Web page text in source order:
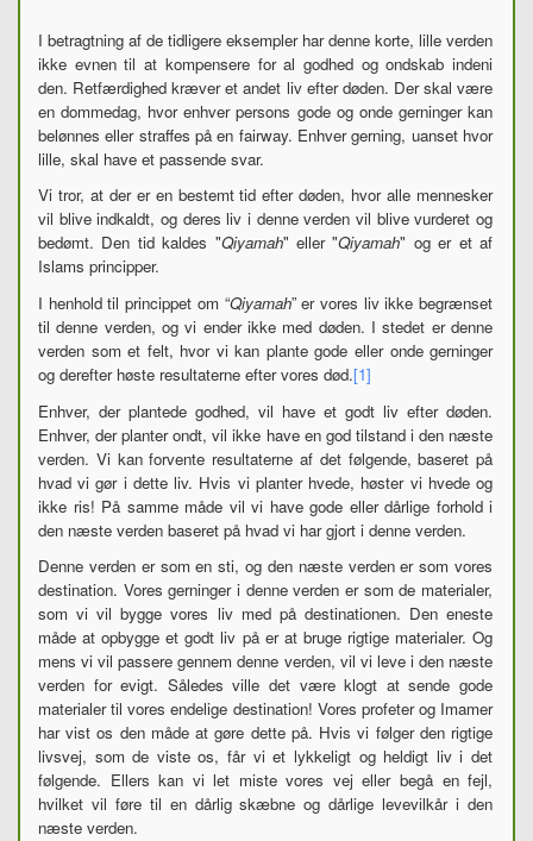
I betragtning af de tidligere eksempler har denne korte, lille verden
ikke evnen til at kompensere for al godhed og ondskab indeni
den. Retfærdighed kræver et andet liv efter døden. Der skal være
en dommedag, hvor enhver persons gode og onde gerninger kan
belønnes eller straffes på en fairway. Enhver gerning, uanset hvor
lille, skal have et passende svar.
Vi tror, at der er en bestemt tid efter døden, hvor alle mennesker
vil blive indkaldt, og deres liv i denne verden vil blive vurderet og
bedømt. Den tid kaldes "Qiyamah" eller "Qiyamah" og er et af
Islams principper.
I henhold til princippet om “Qiyamah” er vores liv ikke begrænset
til denne verden, og vi ender ikke med døden. I stedet er denne
verden som et felt, hvor vi kan plante gode eller onde gerninger
og derefter høste resultaterne efter vores død.[1]
Enhver, der plantede godhed, vil have et godt liv efter døden.
Enhver, der planter ondt, vil ikke have en god tilstand i den næste
verden. Vi kan forvente resultaterne af det følgende, baseret på
hvad vi gør i dette liv. Hvis vi planter hvede, høster vi hvede og
ikke ris! På samme måde vil vi have gode eller dårlige forhold i
den næste verden baseret på hvad vi har gjort i denne verden.
Denne verden er som en sti, og den næste verden er som vores
destination. Vores gerninger i denne verden er som de materialer,
som vi vil bygge vores liv med på destinationen. Den eneste
måde at opbygge et godt liv på er at bruge rigtige materialer. Og
mens vi vil passere gennem denne verden, vil vi leve i den næste
verden for evigt. Således ville det være klogt at sende gode
materialer til vores endelige destination! Vores profeter og Imamer
har vist os den måde at gøre dette på. Hvis vi følger den rigtige
livsvej, som de viste os, får vi et lykkeligt og heldigt liv i det
følgende. Ellers kan vi let miste vores vej eller begå en fejl,
hvilket vil føre til en dårlig skæbne og dårlige levevilkår i den
næste verden.